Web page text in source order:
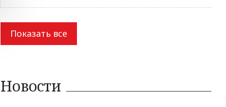
Показать все
Новости